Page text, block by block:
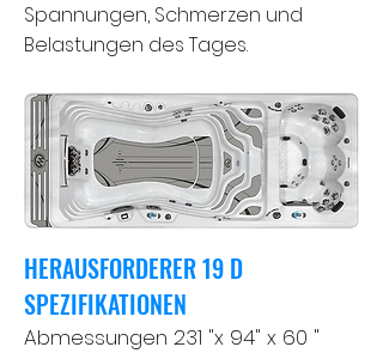
Spannungen, Schmerzen und
Belastungen des Tages.
HERAUSFORDERER 19 D
SPEZIFIKATIONEN
Abmessungen 231 "x 94" x 60 "